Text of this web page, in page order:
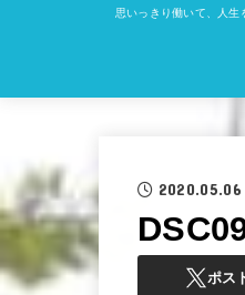
思いっきり働いて、人
2020.05.06
ポス